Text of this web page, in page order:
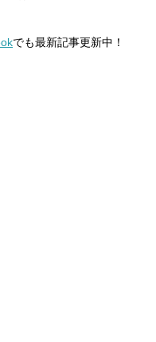
でも最新記事更新中！